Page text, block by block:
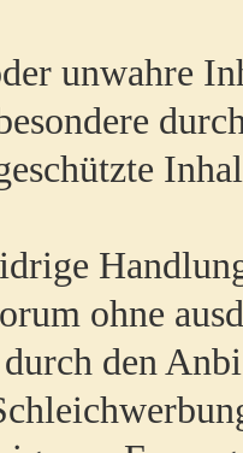
unwahre
ohne
den